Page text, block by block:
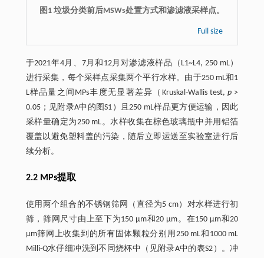
图1 垃圾分类前后MSWs处置方式和渗滤液采样点。
Full size
于2021年4月、7月和12月对渗滤液样品（L1~L4, 250 mL）
进行采集，每个采样点采集两个平行水样。由于250 mL和1
L样品量之间MPs丰度无显著差异（Kruskal-Wallis test,p >
0.05；见附录A中的图S1）且250 mL样品更方便运输，因此
采样量确定为250 mL。水样收集在棕色玻璃瓶中并用铝箔
覆盖以避免塑料盖的污染，随后立即运送至实验室进行后
续分析。
2.2 MPs提取
使用两个组合的不锈钢筛网（直径为5 cm）对水样进行初
筛，筛网尺寸由上至下为150 μm和20 μm。在150 μm和20
μm筛网上收集到的所有固体颗粒分别用250 mL和1000 mL
Milli-Q水仔细冲洗到不同烧杯中（见附录A中的表S2）。冲